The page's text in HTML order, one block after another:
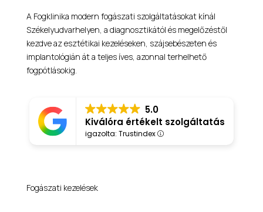
A Fogklinika modern fogászati szolgáltatásokat kínál
Székelyudvarhelyen, a diagnosztikától és megelőzéstől
kezdve az esztétikai kezeléseken, szájsebészeten és
implantológián át a teljes íves, azonnal terhelhető
fogpótlásokig.
5.0
Kiválóra értékelt szolgáltatás
igazolta: Trustindex
Fogászati kezelések